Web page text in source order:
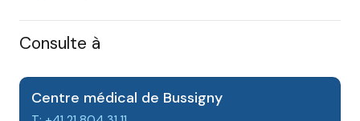
Consulte à
Centre médical de Bussigny